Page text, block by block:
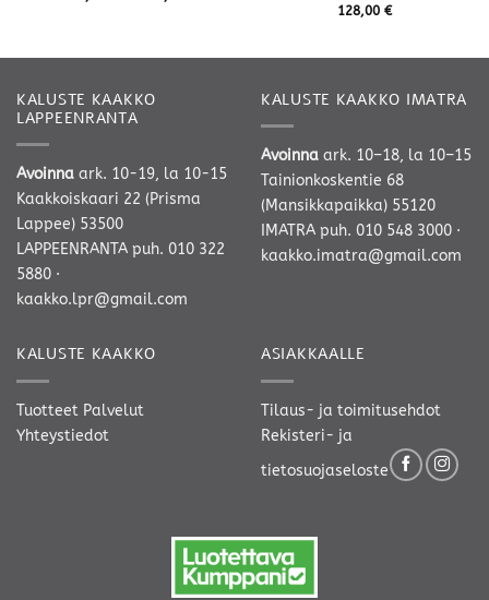
128,00 €
KALUSTE KAAKKO
LAPPEENRANTA
Avoinna ark. 10-19, la 10-15
Kaakkoiskaari 22 (Prisma
Lappee) 53500
LAPPEENRANTA puh. 010 322
5880 ·
kaakko.lpr@gmail.com
KALUSTE KAAKKO IMATRA
Avoinna ark. 10–18, la 10–15
Tainionkoskentie 68
(Mansikkapaikka) 55120
IMATRA puh. 010 548 3000 ·
kaakko.imatra@gmail.com
KALUSTE KAAKKO
Tuotteet Palvelut
Yhteystiedot
ASIAKKAALLE
Tilaus- ja toimitusehdot
Rekisteri- ja
tietosuojaseloste